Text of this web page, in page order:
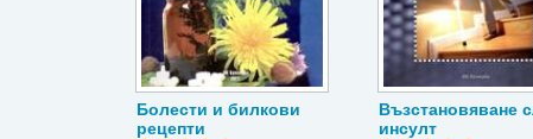
Болести и билкови
рецепти
Възстановяване
инсулт